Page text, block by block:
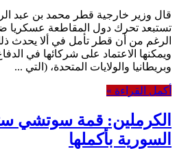
قال وزير خارجية قطر محمد بن عبد
تستبعد تحرك دول المقاطعة عسكريا
الرغم من أن قطر تأمل في ألا يحدث
ويمكنها الاعتماد على شركائها في
وبريطانيا والولايات المتحدة، (التي ...
أكمل القراءة »
الكرملين: قمة سوتشي
السورية بأكملها